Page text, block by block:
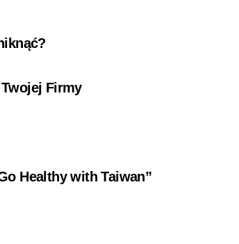
Firmy
Healthy with Taiwan”